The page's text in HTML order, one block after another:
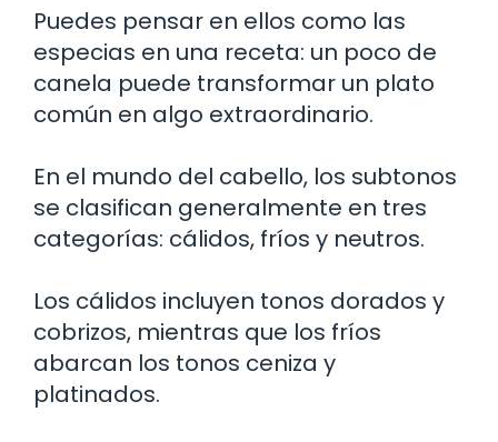
Puedes pensar en ellos como las
especias en una receta: un poco de
canela puede transformar un plato
común en algo extraordinario.
En el mundo del cabello, los subtonos
se clasifican generalmente en tres
categorías: cálidos, fríos y neutros.
Los cálidos incluyen tonos dorados y
cobrizos, mientras que los fríos
abarcan los tonos ceniza y
platinados.